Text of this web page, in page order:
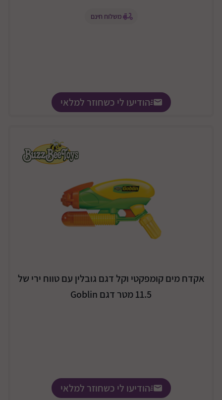
משלוח חינם
הודיעו לי כשחוזר למלאי
אקדח מים קומפקטי וקל דגם גובלין עם טווח ירי של
11.5 מטר דגם Goblin
הודיעו לי כשחוזר למלאי